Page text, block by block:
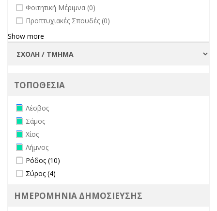
undefined
Φοιτητική Μέριμνα (0)
undefined
Προπτυχιακές Σπουδές (0)
Show more
ΤΟΠΟΘΕΣΙΑ
Remove Λέσβος filter
Λέσβος
Remove Σάμος filter
Σάμος
Remove Χίος filter
Χίος
Remove Λήμνος filter
Λήμνος
Apply Ρόδος filter
Ρόδος (10)
Apply Σύρος filter
Σύρος (4)
ΗΜΕΡΟΜΗΝΙΑ ΔΗΜΟΣΙΕΥΣΗΣ